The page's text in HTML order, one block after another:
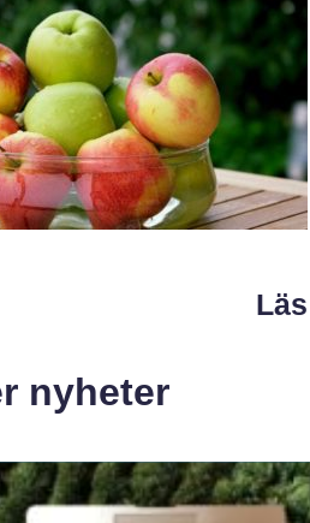
nyheter